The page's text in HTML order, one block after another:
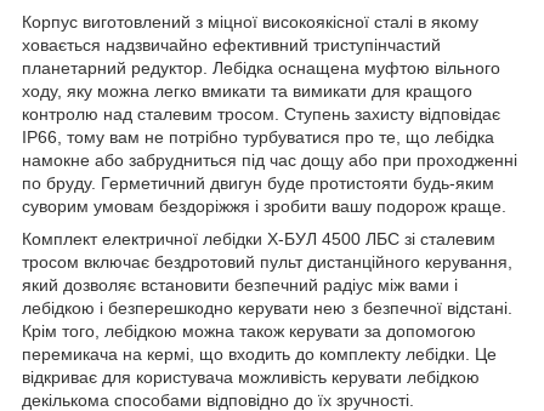
Корпус виготовлений з міцної високоякісної сталі в якому
ховається надзвичайно ефективний триступінчастий
планетарний редуктор. Лебідка оснащена муфтою вільного
ходу, яку можна легко вмикати та вимикати для кращого
контролю над сталевим тросом. Ступень захисту відповідає
IP66, тому вам не потрібно турбуватися про те, що лебідка
намокне або забрудниться під час дощу або при проходженні
по бруду. Герметичний двигун буде протистояти будь-яким
суворим умовам бездоріжжя і зробити вашу подорож краще.
Комплект електричної лебідки Х-БУЛ 4500 ЛБС зі сталевим
тросом включає бездротовий пульт дистанційного керування,
який дозволяє встановити безпечний радіус між вами і
лебідкою і безперешкодно керувати нею з безпечної відстані.
Крім того, лебідкою можна також керувати за допомогою
перемикача на кермі, що входить до комплекту лебідки. Це
відкриває для користувача можливість керувати лебідкою
декількома способами відповідно до їх зручності.